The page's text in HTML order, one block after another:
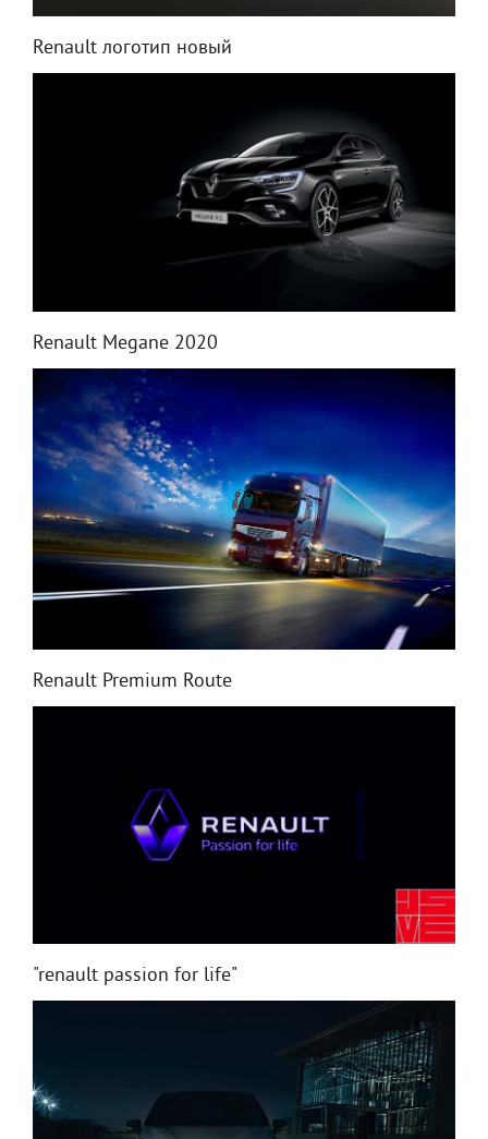
Renault логотип новый
Renault Megane 2020
Renault Premium Route
"renault passion for life"